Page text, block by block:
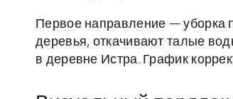
Первое направление — уборка
деревья, откачивают талые
в деревне Истра. График